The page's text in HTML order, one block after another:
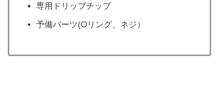
専用ドリップチップ
予備パーツ(Oリング、ネジ）